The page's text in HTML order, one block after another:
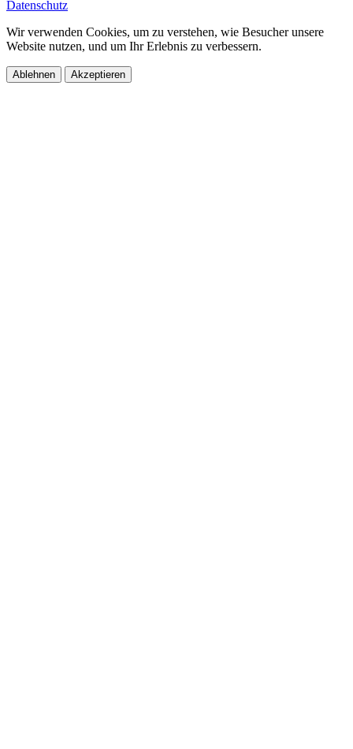
Datenschutz
Wir verwenden Cookies, um zu verstehen, wie Besucher unsere
Website nutzen, und um Ihr Erlebnis zu verbessern.
Ablehnen Akzeptieren